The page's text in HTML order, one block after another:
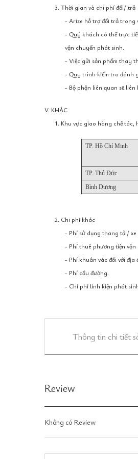
3. Thời gian và chi phí đổi/ trả
- Arize hỗ trợ đổi trả trong
- Quý khách có thể trực
vận chuyển phát sinh.
- Việc gửi sản phẩm thay
- Quy trình kiểm tra đánh
- Bộ phận liên quan sẽ liên
V. KHÁC
1. Khu vực giao hàng chế tác,
TP. Hồ Chí Minh
TP. Thủ Đức
Bình Dương
2. Chi phí khác
- Phí sử dụng thang tải/ xe
- Phí thuê phương tiện
- Phí khuân vác đối với
- Phí cầu đường.
- Chi phi linh kiện phát
Thông tin chi tiết
Review
Không có Review